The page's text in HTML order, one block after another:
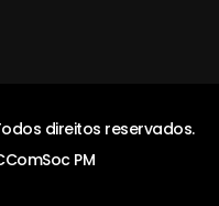
direitos reservados.
PM